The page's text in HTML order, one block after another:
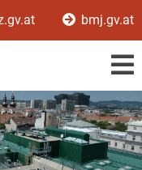
bmj.gv.at